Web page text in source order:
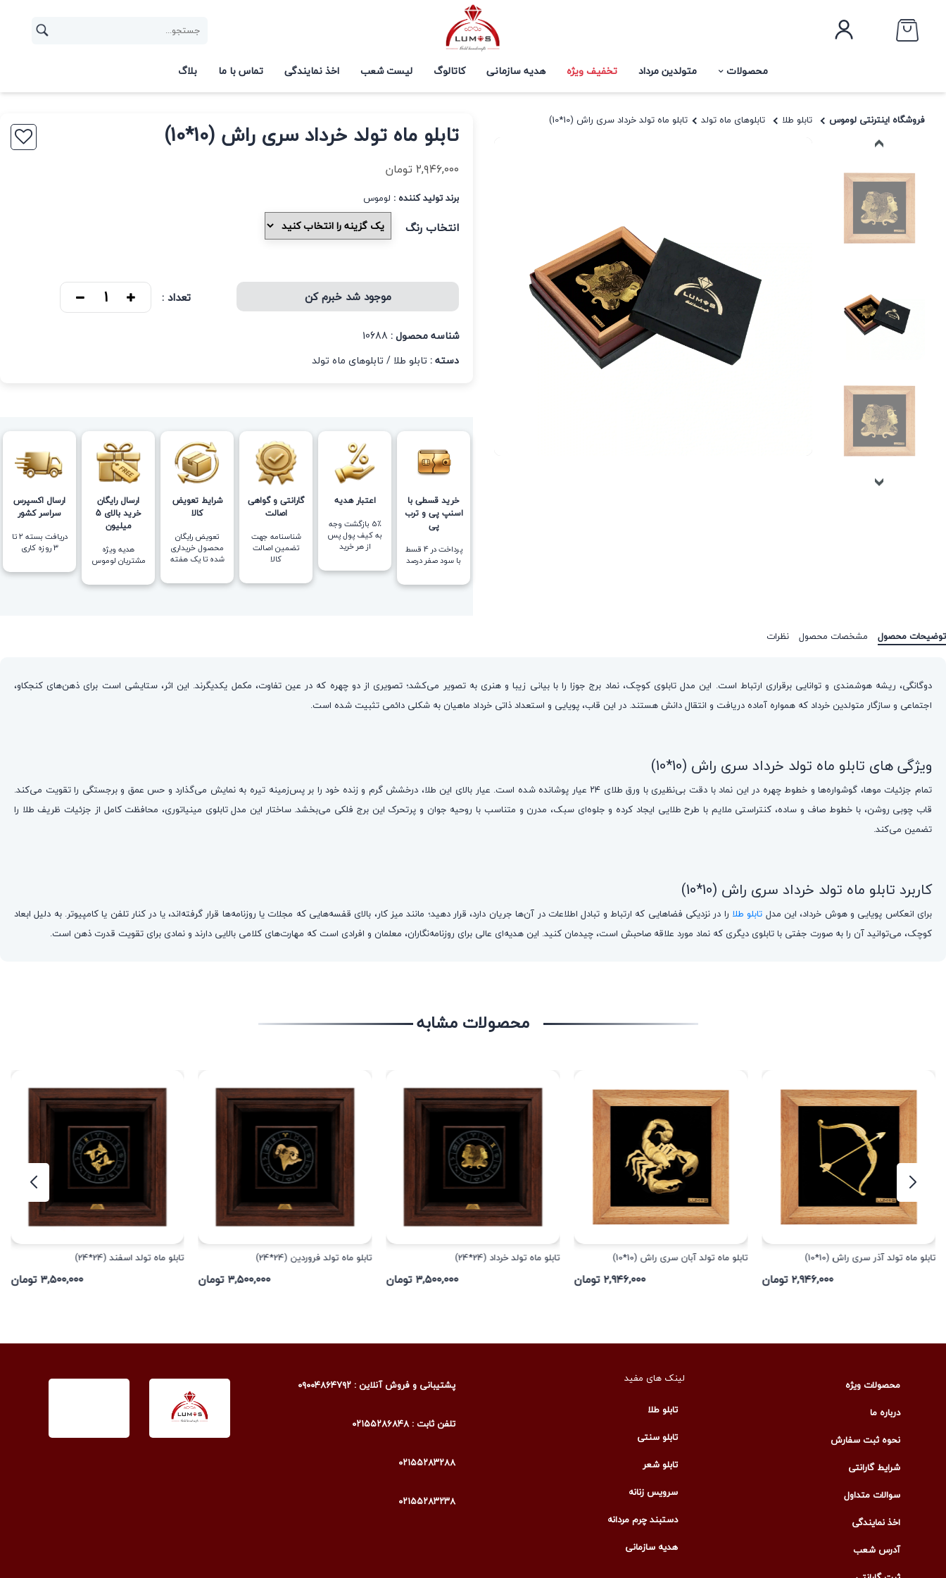
محصولات متولدین مرداد تخفیف ویژه هدیه سازمانی کاتالوگ لیست شعب اخذ نمایندگی تماس با ما بلاگ
فروشگاه اینترنتی لوموس تابلو طلا تابلوهای ماه تولد تابلو ماه تولد خرداد سری راش (10*10) تابلو ماه تولد خرداد سری راش (10*10)
۲,۹۴۶,۰۰۰تومان
برند تولید کننده : لوموس
انتخاب رنگ
موجود شد خبرم کن تعداد :
شناسه محصول : 10688
دسته : تابلو طلا / تابلوهای ماه تولد
خرید قسطی با
اسنپ پی و ترب
پی
پرداخت در 4 قسط
با سود صفر درصد
اعتبار هدیه
5٪ بازگشت وجه
به کیف پول پس
از هر خرید
گارانتی و گواهی
اصالت
شناسنامه جهت
تضمین اصالت
کالا
شرایط تعویض
کالا
تعویض رایگان
محصول خریداری
شده تا یک هفته
ارسال رایگان
خرید بالای 5
میلیون
هدیه ویژه
مشتریان لوموس
ارسال اکسپرس
سراسر کشور
دریافت بسته ۲ تا
۳ روزه کاری
توضیحات محصول مشخصات محصول نظرات
دوگانگی، ریشه هوشمندی و توانایی برقراری ارتباط است. این مدل تابلوی کوچک، نماد برج جوزا را با بیانی زیبا و هنری به تصویر می‌کشد؛ تصویری از دو چهره که در عین تفاوت، مکمل یکدیگرند. این اثر، ستایشی است برای ذهن‌های کنجکاو،
اجتماعی و سازگار متولدین خرداد که همواره آماده دریافت و انتقال دانش هستند. در این قاب، پویایی و استعداد ذاتی خرداد ماهیان به شکلی دائمی تثبیت شده است.
ویژگی های تابلو ماه تولد خرداد سری راش (10*10)
تمام جزئیات موها، گوشواره‌ها و خطوط چهره در این نماد با دقت بی‌نظیری با ورق طلای ۲۴ عیار پوشانده شده است. عیار بالای این طلا، درخشش گرم و زنده خود را بر پس‌زمینه تیره به نمایش می‌گذارد و حس عمق و برجستگی را تقویت می‌کند.
قاب چوبی روشن، با خطوط صاف و ساده، کنتراستی ملایم با طرح طلایی ایجاد کرده و جلوه‌ای سبک، مدرن و متناسب با روحیه جوان و پرتحرک این برج فلکی می‌بخشد. ساختار این مدل تابلوی مینیاتوری، محافظت کامل از جزئیات ظریف طلا را
تضمین می‌کند.
کاربرد تابلو ماه تولد خرداد سری راش (10*10)
برای انعکاس پویایی و هوش خرداد، این مدل تابلو طلا را در نزدیکی فضاهایی که ارتباط و تبادل اطلاعات در آن‌ها جریان دارد، قرار دهید؛ مانند میز کار، بالای قفسه‌هایی که مجلات یا روزنامه‌ها قرار گرفته‌اند، یا در کنار تلفن یا کامپیوتر. به دلیل ابعاد
کوچک، می‌توانید آن را به صورت جفتی با تابلوی دیگری که نماد مورد علاقه صاحبش است، چیدمان کنید. این هدیه‌ای عالی برای روزنامه‌نگاران، معلمان و افرادی است که مهارت‌های کلامی بالایی دارند و نمادی برای تقویت قدرت ذهن است.
محصولات مشابه
تابلو ماه تولد آذر سری راش (10*10)
۲,۹۴۶,۰۰۰ تومان
تابلو ماه تولد آبان سری راش (10*10)
۲,۹۴۶,۰۰۰ تومان
تابلو ماه تولد خرداد (24*24)
۳,۵۰۰,۰۰۰ تومان
تابلو ماه تولد فروردین (24*24)
۳,۵۰۰,۰۰۰ تومان
تابلو ماه تولد اسفند (24*24)
۳,۵۰۰,۰۰۰ تومان
محصولات ویژه
درباره ما
نحوه ثبت سفارش
شرایط گارانتی
سوالات متداول
اخذ نمایندگی
آدرس شعب
لینک های مفید
تابلو طلا
تابلو سنتی
تابلو شعر
سرویس زنانه
دستبند چرم مردانه
هدیه سازمانی
پشتیبانی و فروش آنلاین : ۰۹۰۰۴۸۶۴۷۹۲
تلفن ثابت : ۰۲۱۵۵۲۸۶۸۴۸
۰۲۱۵۵۲۸۳۲۸۸
۰۲۱۵۵۲۸۳۲۳۸